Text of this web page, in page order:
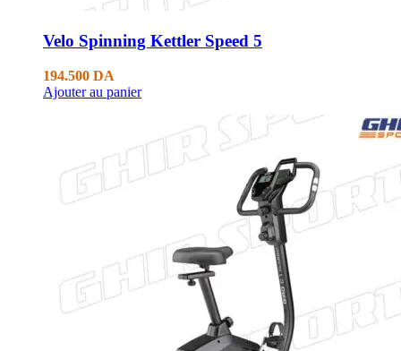
Velo Spinning Kettler Speed 5
194.500 DA
Ajouter au panier